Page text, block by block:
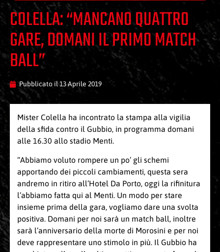
COLELLA: “MANCANO QUATTRO
GARE, DOMANI IL PRIMO MATCH
BALL”
Pubblicato il13 Aprile 2019
Mister Colella ha incontrato la stampa alla vigilia
della sfida contro il Gubbio, in programma domani
alle 16.30 allo stadio Menti.
“Abbiamo voluto rompere un po’ gli schemi
apportando dei piccoli cambiamenti, questa sera
andremo in ritiro all’Hotel Da Porto, oggi la rifinitura
l’abbiamo fatta qui al Menti. Un modo per stare
insieme prima della gara, vogliamo dare una svolta
positiva. Domani per noi sarà un match ball, inoltre
sarà l’anniversario della morte di Morosini e per noi
deve rappresentare uno stimolo in più. Il Gubbio ha